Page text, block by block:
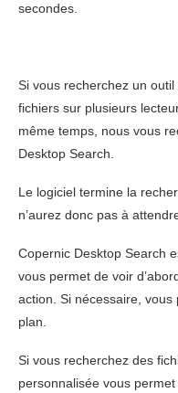
secondes.
Si vous recherchez un
fichiers sur plusieurs
même temps, nous vous
Desktop Search.
Le logiciel termine la
n’aurez donc pas à
Copernic Desktop Search
vous permet de voir
action. Si nécessaire,
plan.
Si vous recherchez des
personnalisée vous